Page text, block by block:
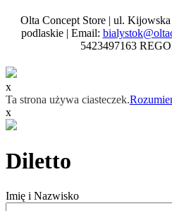
Olta Concept Store | ul.
podlaskie | Email:
5423497163
x
Ta strona używa ciasteczek.
x
Diletto
Imię i Nazwisko